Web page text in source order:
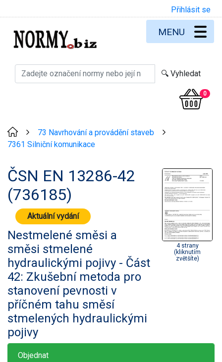
Přihlásit se
0
MENU
73 Navrhování a provádění staveb
7361 Silniční komunikace
ČSN EN 13286-42
(736185)
Aktuální vydání
Nestmelené směsi a
směsi stmelené
hydraulickými pojivy - Část
42: Zkušební metoda pro
stanovení pevnosti v
příčném tahu směsí
stmelených hydraulickými
pojivy
4 strany
(kliknutím
zvětšíte)
Objednat